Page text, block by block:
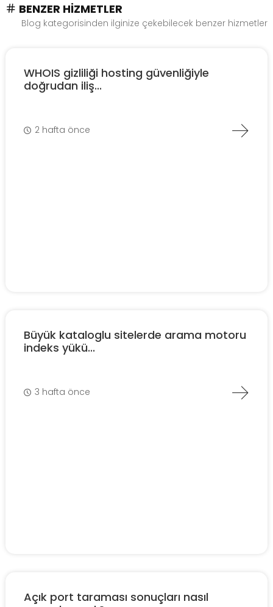
BENZER HIZMETLER
Blog kategorisinden ilginize çekebilecek benzer hizmetler
WHOIS gizliliği hosting güvenliğiyle
doğrudan iliş...
2 hafta önce
Büyük kataloglu sitelerde arama motoru
indeks yükü...
3 hafta önce
Açık port taraması sonuçları nasıl